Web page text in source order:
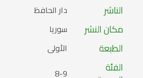
الناشر دار الحافظ
مكان النشر سوريا
الطبعة الأولى
الفئة 8-9